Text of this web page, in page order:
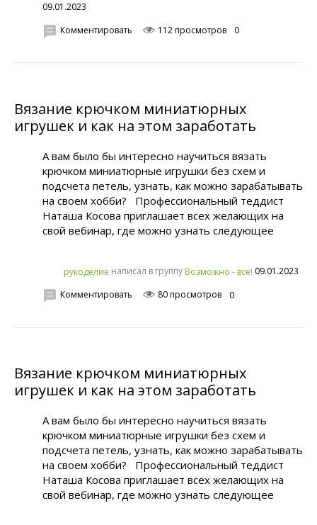
09.01.2023
Комментировать
112 просмотров 0
Вязание крючком миниатюрных
игрушек и как на этом заработать
А вам было бы интересно научиться вязать
крючком миниатюрные игрушки без схем и
подсчета петель, узнать, как можно зарабатывать
на своем хобби? Профессиональный теддист
Наташа Косова приглашает всех желающих на
свой вебинар, где можно узнать следующее
рукoделиe написал в группу Возможно - все! 09.01.2023
Комментировать
80 просмотров 0
Вязание крючком миниатюрных
игрушек и как на этом заработать
А вам было бы интересно научиться вязать
крючком миниатюрные игрушки без схем и
подсчета петель, узнать, как можно зарабатывать
на своем хобби? Профессиональный теддист
Наташа Косова приглашает всех желающих на
свой вебинар, где можно узнать следующее